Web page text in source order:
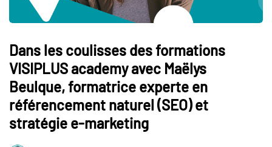
Dans les coulisses des formations
VISIPLUS academy avec Maëlys
Beulque, formatrice experte en
référencement naturel (SEO) et
stratégie e-marketing